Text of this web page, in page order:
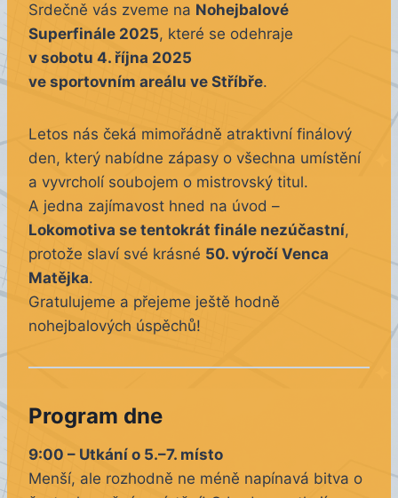
Srdečně vás zveme na Nohejbalové
Superfinále 2025, které se odehraje
v sobotu 4. října 2025
ve sportovním areálu ve Stříbře.
Letos nás čeká mimořádně atraktivní finálový
den, který nabídne zápasy o všechna umístění
a vyvrcholí soubojem o mistrovský titul.
A jedna zajímavost hned na úvod –
Lokomotiva se tentokrát finále nezúčastní,
protože slaví své krásné 50. výročí Venca
Matějka.
Gratulujeme a přejeme ještě hodně
nohejbalových úspěchů!
Program dne
9:00 – Utkání o 5.–7. místo
Menší, ale rozhodně ne méně napínavá bitva o